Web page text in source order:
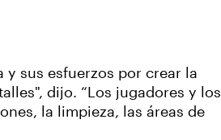
y sus esfuerzos por crear la
dijo. “Los jugadores y los
la limpieza, las áreas de